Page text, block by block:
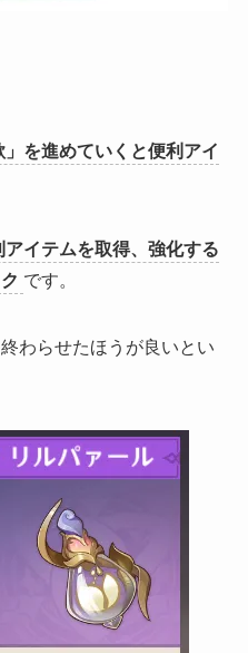
を進めていくと便利アイ
アイテムを取得、強化する
です。
わらせたほうが良いとい